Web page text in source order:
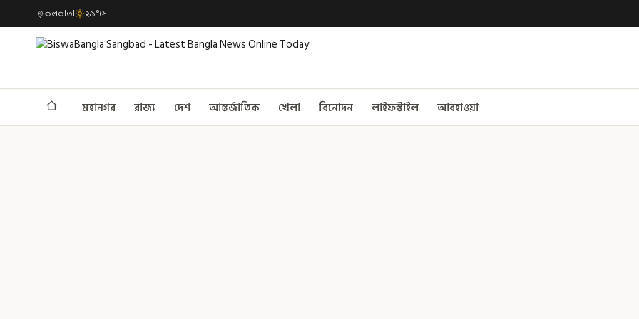
কলকাতা ২৯°সে
মহানগর রাজ্য দেশ আন্তর্জাতিক খেলা বিনোদন লাইফস্টাইল আবহাওয়া